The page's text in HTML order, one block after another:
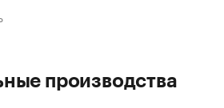
производства